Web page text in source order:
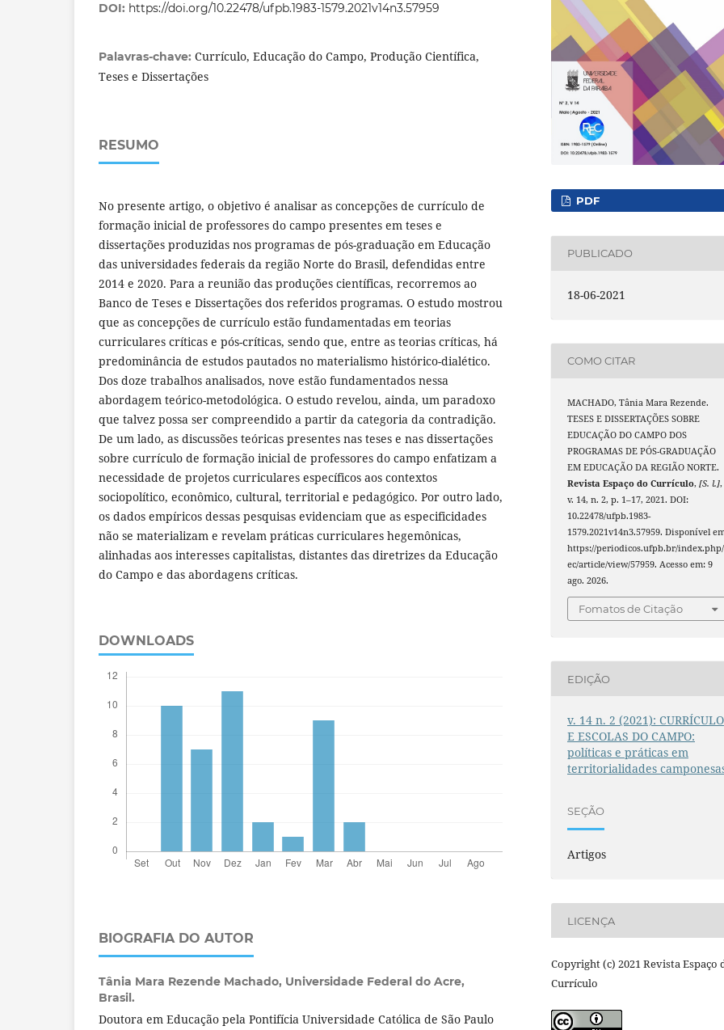
DOI: https://doi.org/10.22478/ufpb.1983-1579.2021v14n3.57959
Palavras-chave: Currículo, Educação do Campo, Produção Científica,
Teses e Dissertações
RESUMO
No presente artigo, o objetivo é analisar as concepções de currículo de
formação inicial de professores do campo presentes em teses e
dissertações produzidas nos programas de pós-graduação em Educação
das universidades federais da região Norte do Brasil, defendidas entre
2014 e 2020. Para a reunião das produções científicas, recorremos ao
Banco de Teses e Dissertações dos referidos programas. O estudo mostrou
que as concepções de currículo estão fundamentadas em teorias
curriculares críticas e pós-críticas, sendo que, entre as teorias críticas, há
predominância de estudos pautados no materialismo histórico-dialético.
Dos doze trabalhos analisados, nove estão fundamentados nessa
abordagem teórico-metodológica. O estudo revelou, ainda, um paradoxo
que talvez possa ser compreendido a partir da categoria da contradição.
De um lado, as discussões teóricas presentes nas teses e nas dissertações
sobre currículo de formação inicial de professores do campo enfatizam a
necessidade de projetos curriculares específicos aos contextos
sociopolítico, econômico, cultural, territorial e pedagógico. Por outro lado,
os dados empíricos dessas pesquisas evidenciam que as especificidades
não se materializam e revelam práticas curriculares hegemônicas,
alinhadas aos interesses capitalistas, distantes das diretrizes da Educação
do Campo e das abordagens críticas.
DOWNLOADS
BIOGRAFIA DO AUTOR
Tânia Mara Rezende Machado, Universidade Federal do Acre,
Brasil.
Doutora em Educação pela Pontifícia Universidade Católica de São Paulo
PDF
PUBLICADO
18-06-2021
COMO CITAR
MACHADO, Tânia Mara Rezende.
TESES E DISSERTAÇÕES SOBRE
EDUCAÇÃO DO CAMPO DOS
PROGRAMAS DE PÓS-GRADUAÇÃO
EM EDUCAÇÃO DA REGIÃO NORTE.
Revista Espaço do Currículo,[S. l.],
v. 14, n. 2, p. 1–17, 2021. DOI:
10.22478/ufpb.1983-
1579.2021v14n3.57959. Disponível
https://periodicos.ufpb.br/
ec/article/view/57959. Acesso em: 9
ago. 2026.
Fomatos de Citação
EDIÇÃO
v. 14 n. 2 (2021): CURRÍCULO
E ESCOLAS DO CAMPO:
políticas e práticas em
territorialidades
SEÇÃO
Artigos
LICENÇA
Copyright (c) 2021 Revista Espaço
Currículo